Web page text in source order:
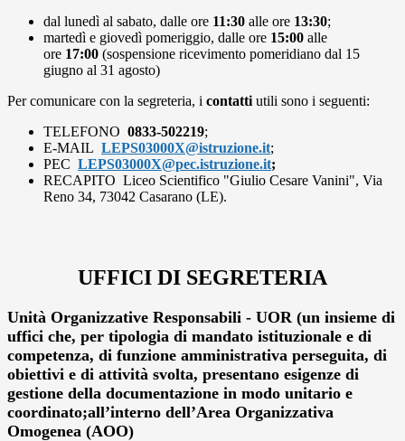
dal lunedì al sabato, dalle ore 11:30 alle ore 13:30;
martedì e giovedì pomeriggio, dalle ore 15:00 alle
ore 17:00 (sospensione ricevimento pomeridiano dal 15
giugno al 31 agosto)
Per comunicare con la segreteria, i contatti utili sono i seguenti:
TELEFONO 0833-502219;
E-MAIL LEPS03000X@istruzione.it;
PEC LEPS03000X@pec.istruzione.it;
RECAPITO Liceo Scientifico "Giulio Cesare Vanini", Via
Reno 34, 73042 Casarano (LE).
UFFICI DI SEGRETERIA
Unità Organizzative Responsabili - UOR (un insieme di
uffici che, per tipologia di mandato istituzionale e di
competenza, di funzione amministrativa perseguita, di
obiettivi e di attività svolta, presentano esigenze di
gestione della documentazione in modo unitario e
coordinato;all’interno dell’Area Organizzativa
Omogenea (AOO)